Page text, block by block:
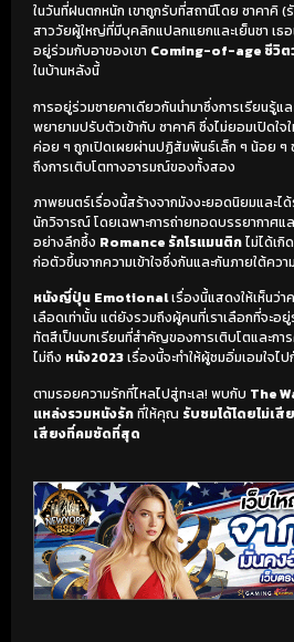
ในวันที่ฝนตกหนัก เขาถูกรับที่สถานีโดย ซาคาคิ (
สาววัยผู้ใหญ่ที่มีบุคลิกแปลกแยกและเย็นชา เธ
อยู่ร่วมกับอาของเขา Coming-of-age ชีวิต
ในบ้านหลังนี้
การอยู่ร่วมชายคาเดียวกันนำมาซึ่งการเรียนรู้แ
พยายามปรับตัวเข้ากับ ซาคาคิ ซึ่งไม่ยอมเปิดใจ
ค่อย ๆ ถูกเปิดเผยผ่านปฏิสัมพันธ์เล็ก ๆ น้อย ๆ
ถึงการเติบโตทางอารมณ์ของทั้งสอง
ภาพยนตร์เรื่องนี้สร้างจากมังงะยอดนิยมและไ
นักวิจารณ์ โดยเฉพาะการถ่ายทอดบรรยากาศ
อย่างลึกซึ้ง Romance รักโรแมนติกไม่ได้เ
ก่อตัวขึ้นจากความเข้าใจซึ่งกันและกันภายใต้ควา
หนังญี่ปุ่น Emotionalเรื่องนี้แสดงให้เห็นว่
เลือดเท่านั้น แต่ยังรวมถึงผู้คนที่เราเลือกที่จะอ
ทัตสึเป็นบทเรียนที่สำคัญของการเติบโตและก
ไม่ถึง หนัง2023เรื่องนี้จะทำให้ผู้ชมอิ่มเอมใจ
ตามรอยความรักที่ไหลไปสู่ทะเล! พบกับ The
แหล่งรวมหนังรักที่ให้คุณ รับชมได้โดยไม่เสี
เสียงที่คมชัดที่สุด